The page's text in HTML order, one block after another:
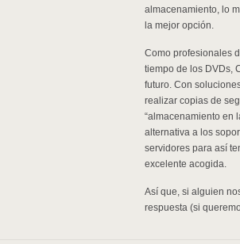
almacenamiento, lo
la mejor opción.
Como profesionales
tiempo de los DVDs,
futuro. Con
realizar copias de
“almacenamiento en
alternativa a los
servidores para así
excelente acogida.
Así que, si alguien
respuesta (si